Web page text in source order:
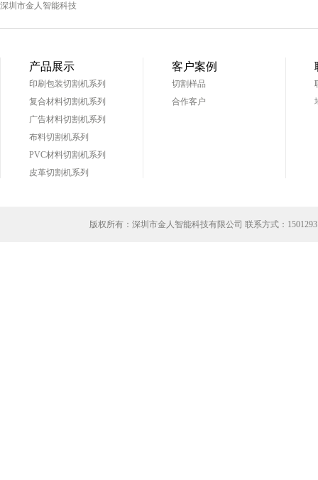
深圳市金人智能科技
产品展示
印刷包装切割机系列
复合材料切割机系列
广告材料切割机系列
布料切割机系列
PVC材料切割机系列
皮革切割机系列
客户案例
切割样品
合作客户
版权所有：深圳市金人智能科技有限公司 联系方式：